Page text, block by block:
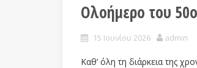
Ολοήμερο του
15 Ιουνίου 2026 admin
Καθ’ όλη τη διάρκεια της